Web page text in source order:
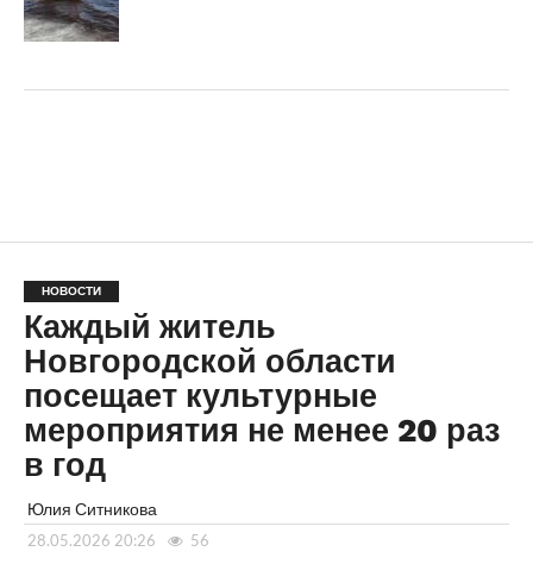
НОВОСТИ
Каждый житель
Новгородской области
посещает культурные
мероприятия не менее 20 раз
в год
Юлия Ситникова
28.05.2026 20:26 56